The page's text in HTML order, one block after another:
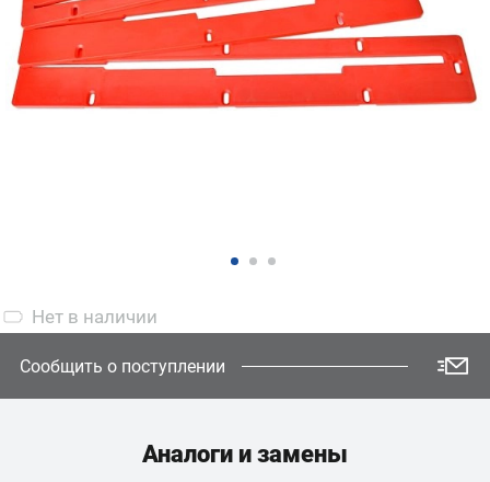
Нет в наличии
Сообщить о поступлении
Аналоги и замены